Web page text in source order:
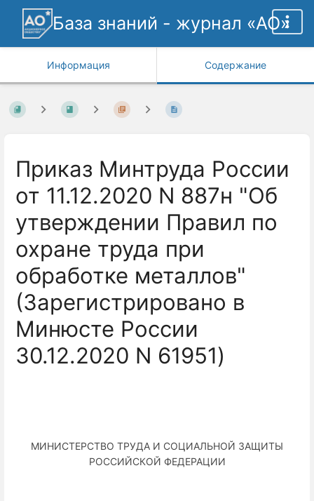
База знаний - журнал «АО»
Информация Содержание
Приказ Минтруда России
от 11.12.2020 N 887н "Об
утверждении Правил по
охране труда при
обработке металлов"
(Зарегистрировано в
Минюсте России
30.12.2020 N 61951)
МИНИСТЕРСТВО ТРУДА И СОЦИАЛЬНОЙ ЗАЩИТЫ
РОССИЙСКОЙ ФЕДЕРАЦИИ